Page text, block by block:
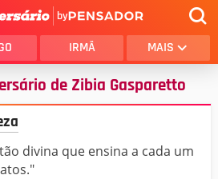
by
IRMÃ MAIS
de Zibia Gasparetto
divina que ensina a cada um